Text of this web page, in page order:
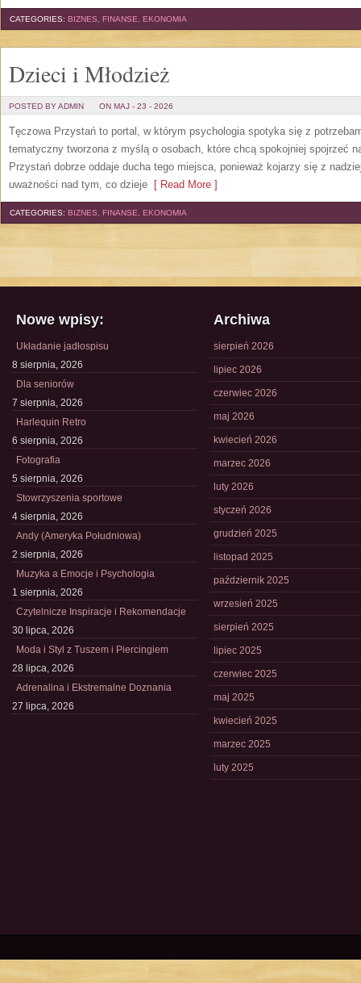
CATEGORIES: BIZNES, FINANSE, EKONOMIA
Dzieci i Młodzież
POSTED BY ADMIN ON MAJ - 23 - 2026
Tęczowa Przystań to portal, w którym psychologia spotyka się z
tematyczny tworzona z myślą o osobach, które chcą spokojniej spojrzeć
Przystań dobrze oddaje ducha tego miejsca, ponieważ kojarzy się z
uważności nad tym, co dzieje [ Read More ]
CATEGORIES: BIZNES, FINANSE, EKONOMIA
Nowe wpisy:
Układanie jadłospisu
8 sierpnia, 2026
Dla seniorów
7 sierpnia, 2026
Harlequin Retro
6 sierpnia, 2026
Fotografia
5 sierpnia, 2026
Stowrzyszenia sportowe
4 sierpnia, 2026
Andy (Ameryka Południowa)
2 sierpnia, 2026
Muzyka a Emocje i Psychologia
1 sierpnia, 2026
Czytelnicze Inspiracje i Rekomendacje
30 lipca, 2026
Moda i Styl z Tuszem i Piercingiem
28 lipca, 2026
Adrenalina i Ekstremalne Doznania
27 lipca, 2026
Archiwa
sierpień 2026
lipiec 2026
czerwiec 2026
maj 2026
kwiecień 2026
marzec 2026
luty 2026
styczeń 2026
grudzień 2025
listopad 2025
październik 2025
wrzesień 2025
sierpień 2025
lipiec 2025
czerwiec 2025
maj 2025
kwiecień 2025
marzec 2025
luty 2025